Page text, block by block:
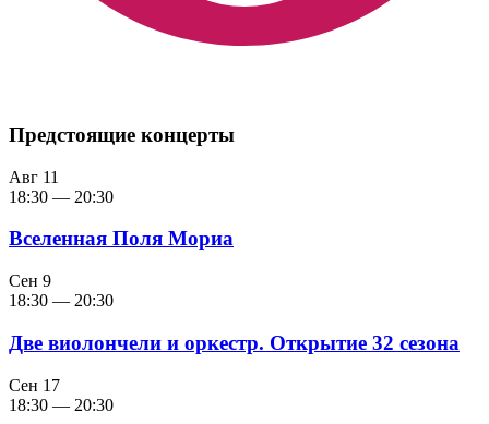
Предстоящие концерты
Авг 11
18:30 — 20:30
Вселенная Поля Мориа
Сен 9
18:30 — 20:30
Две виолончели и оркестр. Открытие 32 сезона
Сен 17
18:30 — 20:30